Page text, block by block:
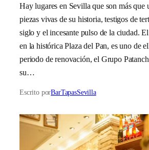
Hay lugares en Sevilla que son más que
piezas vivas de su historia, testigos de
siglo y el incesante pulso de la ciudad.
en la histórica Plaza del Pan, es uno de
periodo de renovación, el Grupo
su…
Escrito porBarTapasSevilla